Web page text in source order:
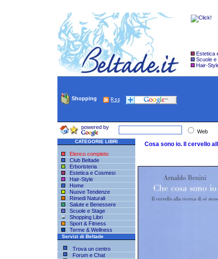
Estetica
Scuole e
Hair-
Shopping
powered by
Web
CATEGORIE LIBRI
Elenco completo
Club Beltade
Erboristeria
Estetica e Cosmesi
Hair-Style
Home
Nuove Tendenze
Rimedi Naturali
Salute e Benessere
Scuole e Stage
Shopping Libri
Sport & Fitness
Terme & Wellness
Servizi di Beltade
Trova un centro
Forum e Chat
Cosa sono io. Il cervello